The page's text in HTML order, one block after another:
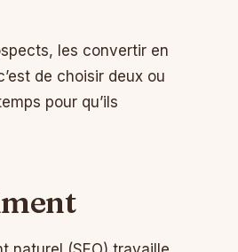
les convertir en
de choisir deux ou
pour qu’ils